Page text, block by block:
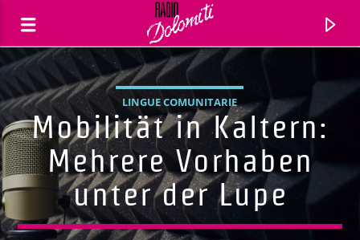
LINGUE COMUNITARIE
Mobilität in Kaltern:
Mehrere Vorhaben
unter der Lupe